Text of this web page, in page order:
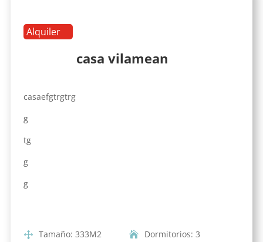
Alquiler
casa vilamean
casaefgtrgtrg
g
tg
g
g
Tamaño: 333M2 Dormitorios: 3